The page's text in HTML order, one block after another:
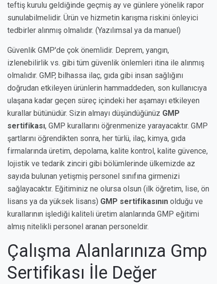
teftiş kurulu geldiğinde geçmiş ay ve günlere yönelik rapor
sunulabilmelidir. Ürün ve hizmetin karışma riskini önleyici
tedbirler alınmış olmalıdır. (Yazılımsal ya da manuel)
Güvenlik GMP'de çok önemlidir. Deprem, yangın,
izlenebilirlik vs. gibi tüm güvenlik önlemleri itina ile alınmış
olmalıdır. GMP, bilhassa ilaç, gıda gibi insan sağlığını
doğrudan etkileyen ürünlerin hammaddeden, son kullanıcıya
ulaşana kadar geçen süreç içindeki her aşamayı etkileyen
kurallar bütünüdür. Sizin almayı düşündüğünüz GMP
sertifikası, GMP kurallarını öğrenmenize yarayacaktır. GMP
şartlarını öğrendikten sonra, her türlü, ilaç, kimya, gıda
firmalarında üretim, depolama, kalite kontrol, kalite güvence,
lojistik ve tedarik zinciri gibi bölümlerinde ülkemizde az
sayıda bulunan yetişmiş personel sınıfına girmenizi
sağlayacaktır. Eğitiminiz ne olursa olsun (ilk öğretim, lise, ön
lisans ya da yüksek lisans) GMP sertifikasının olduğu ve
kurallarının işlediği kaliteli üretim alanlarında GMP eğitimi
almış nitelikli personel aranan personeldir.
Çalışma Alanlarınıza Gmp
Sertifikası İle Değer